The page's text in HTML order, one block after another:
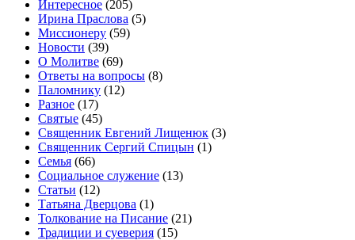
Интересное (205)
Ирина Праслова (5)
Миссионеру (59)
Новости (39)
О Молитве (69)
Ответы на вопросы (8)
Паломнику (12)
Разное (17)
Святые (45)
Священник Евгений Лищенюк (3)
Священник Сергий Спицын (1)
Семья (66)
Социальное служение (13)
Статьи (12)
Татьяна Дверцова (1)
Толкование на Писание (21)
Традиции и суеверия (15)